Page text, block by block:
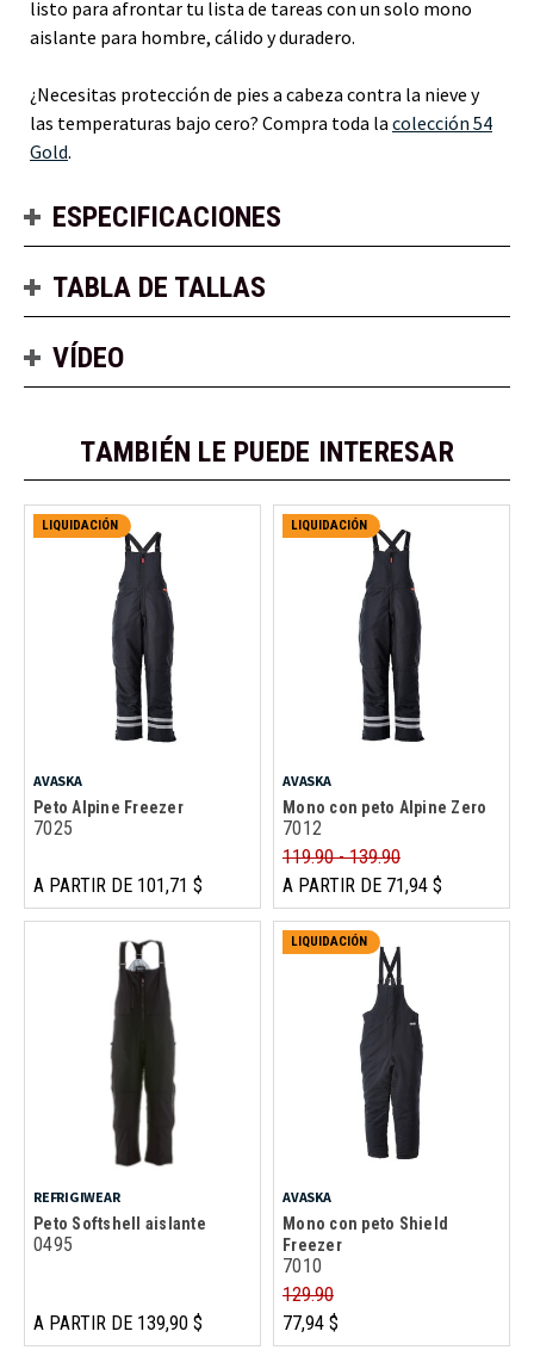
listo para afrontar tu lista de tareas con un solo mono
aislante para hombre, cálido y duradero.
¿Necesitas protección de pies a cabeza contra la nieve y
las temperaturas bajo cero? Compra toda la colección 54
Gold.
ESPECIFICACIONES
TABLA DE TALLAS
VÍDEO
TAMBIÉN LE PUEDE INTERESAR
LIQUIDACIÓN
AVASKA
Peto Alpine Freezer
7025
A PARTIR DE 101,71 $
LIQUIDACIÓN
AVASKA
Mono con peto Alpine Zero
7012
119.90 - 139.90
A PARTIR DE 71,94 $
REFRIGIWEAR
Peto Softshell aislante
0495
A PARTIR DE 139,90 $
LIQUIDACIÓN
AVASKA
Mono con peto Shield
Freezer
7010
129.90
77,94 $